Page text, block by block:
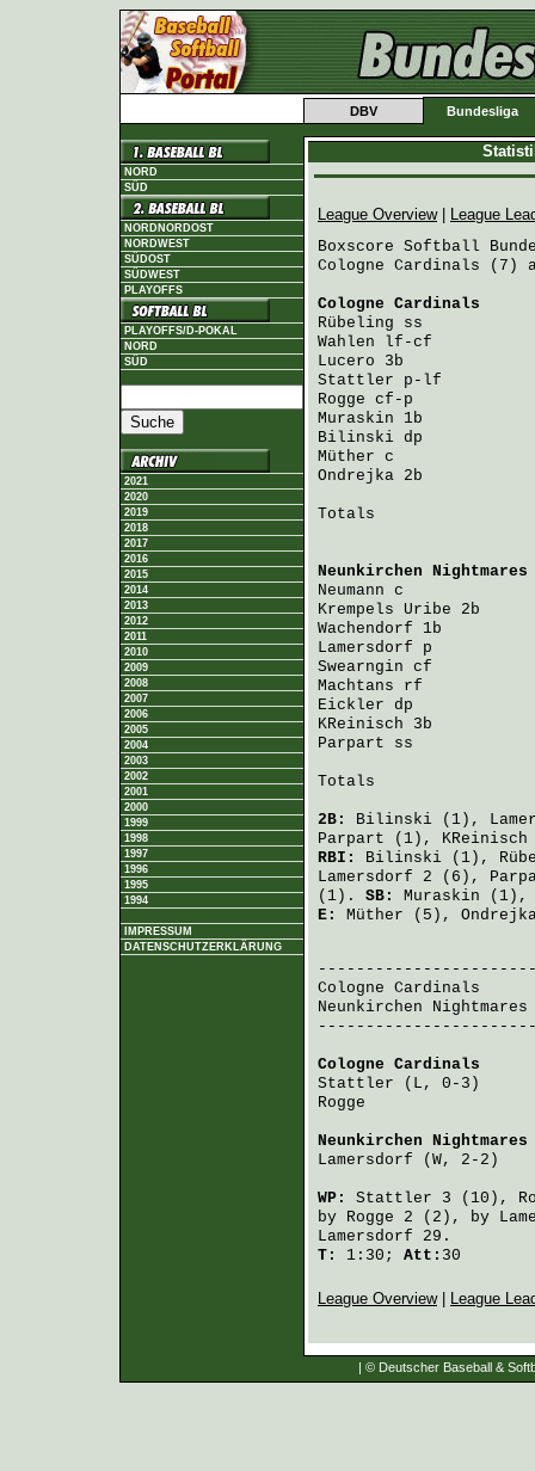
DBV Bundesliga
NORD
SÜD
NORDNORDOST
NORDWEST
SÜDOST
SÜDWEST
PLAYOFFS
PLAYOFFS/D-POKAL
NORD
SÜD
2021
2020
2019
2018
2017
2016
2015
2014
2013
2012
2011
2010
2009
2008
2007
2006
2005
2004
2003
2002
2001
2000
1999
1998
1997
1996
1995
1994
IMPRESSUM
DATENSCHUTZERKLÄRUNG
League Overview|
League
Boxscore Softball
Cologne Cardinals (7)
Cologne Cardinals
Rübeling ss
Wahlen lf-cf
Lucero 3b
Stattler p-lf
Rogge cf-p
Muraskin 1b
Bilinski dp
Müther c
Ondrejka 2b
Totals
Neunkirchen Nightmares
Neumann c
Krempels Uribe 2b
Wachendorf 1b
Lamersdorf p
Swearngin cf
Machtans rf
Eickler dp
KReinisch 3b
Parpart ss
Totals
2B: Bilinski (1),
Parpart (1), KReinisch
RBI: Bilinski (1),
Lamersdorf 2 (6),
(1). SB: Muraskin
E: Müther (5),
Cologne Cardinals
Neunkirchen Nightmares
Cologne Cardinals
Stattler (L, 0-3)
Rogge
Neunkirchen Nightmares
Lamersdorf (W, 2-2)
WP: Stattler 3 (10),
by Rogge 2 (2), by
Lamersdorf 29.
T:
1:30; Att: 30
League Overview| League
| © Deutscher Baseball &